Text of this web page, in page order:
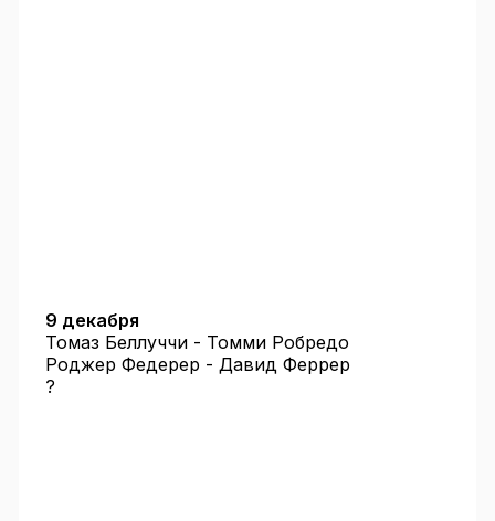
9 декабря
Томаз Беллуччи - Томми Робредо
Роджер Федерер - Давид Феррер
?